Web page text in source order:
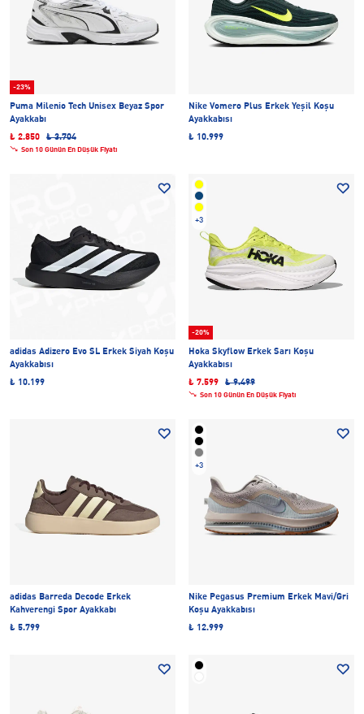
-23%
Puma Milenio Tech Unisex Beyaz Spor
Ayakkabı
₺ 2.850
₺ 3.704
Son 10 Günün En Düşük Fiyatı
Nike Vomero Plus Erkek Yeşil Koşu
Ayakkabısı
₺ 10.999
adidas Adizero Evo SL Erkek Siyah Koşu
Ayakkabısı
₺ 10.199
+3
-20%
Hoka Skyflow Erkek Sarı Koşu
Ayakkabısı
₺ 7.599
₺ 9.499
Son 10 Günün En Düşük Fiyatı
adidas Barreda Decode Erkek
Kahverengi Spor Ayakkabı
₺ 5.799
+3
Nike Pegasus Premium Erkek Mavi/Gri
Koşu Ayakkabısı
₺ 12.999